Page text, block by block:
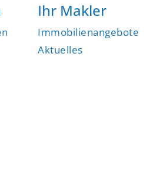
Ihr Makler
Immobilienangebote
Aktuelles